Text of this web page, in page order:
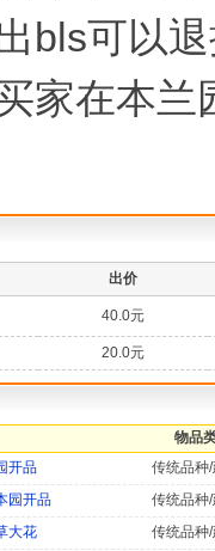
bls可以
家在本
出价
40.0元
20.0元
物品
开品
传统品种
园开品
传统品种
大花
传统品种